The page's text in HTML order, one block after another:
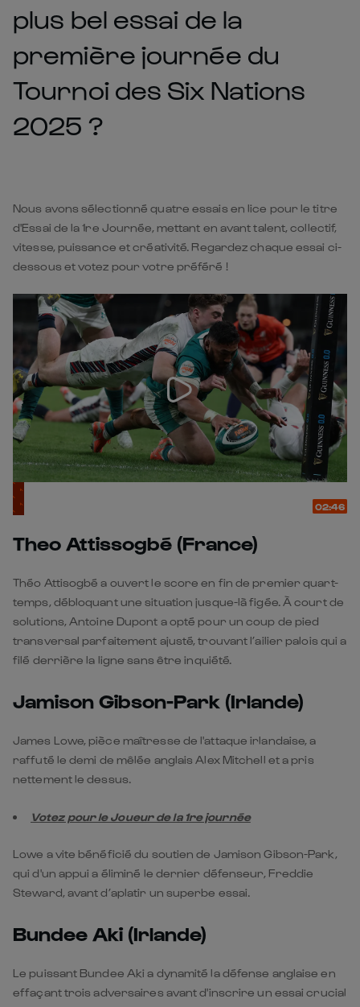
plus bel essai de la
première journée du
Tournoi des Six Nations
2025 ?
Nous avons sélectionné quatre essais en lice pour le titre
d'Essai de la 1re Journée, mettant en avant talent, collectif,
vitesse, puissance et créativité. Regardez chaque essai ci-
dessous et votez pour votre préféré !
02:46
Theo Attissogbé (France)
Théo Attisogbé a ouvert le score en fin de premier quart-
temps, débloquant une situation jusque-là figée. À court de
solutions, Antoine Dupont a opté pour un coup de pied
transversal parfaitement ajusté, trouvant l’ailier palois qui a
filé derrière la ligne sans être inquiété.
Jamison Gibson-Park (Irlande)
James Lowe, pièce maîtresse de l'attaque irlandaise, a
raffuté le demi de mêlée anglais Alex Mitchell et a pris
nettement le dessus.
Votez pour le Joueur de la 1re journée
Lowe a vite bénéficié du soutien de Jamison Gibson-Park,
qui d'un appui a éliminé le dernier défenseur, Freddie
Steward, avant d’aplatir un superbe essai.
Bundee Aki (Irlande)
Le puissant Bundee Aki a dynamité la défense anglaise en
effaçant trois adversaires avant d'inscrire un essai crucial